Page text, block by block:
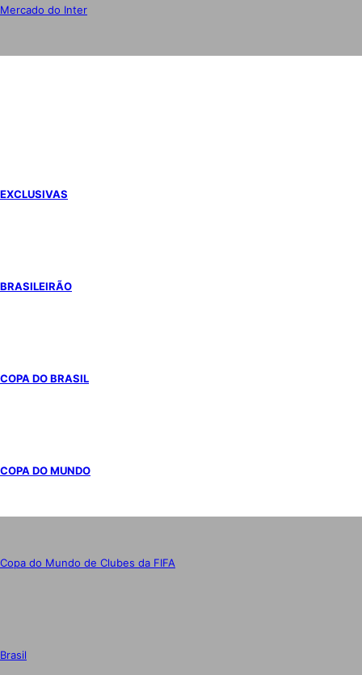
Mercado do Inter
EXCLUSIVAS
BRASILEIRÃO
COPA DO BRASIL
COPA DO MUNDO
Copa do Mundo de Clubes da FIFA
Brasil